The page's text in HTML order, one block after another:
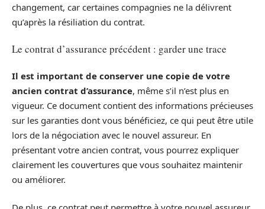
changement, car certaines compagnies ne la délivrent
qu’après la résiliation du contrat.
Le contrat d’assurance précédent : garder une trace
Il est important de conserver une copie de votre
ancien contrat d’assurance, même s’il n’est plus en
vigueur. Ce document contient des informations précieuses
sur les garanties dont vous bénéficiez, ce qui peut être utile
lors de la négociation avec le nouvel assureur. En
présentant votre ancien contrat, vous pourrez expliquer
clairement les couvertures que vous souhaitez maintenir
ou améliorer.